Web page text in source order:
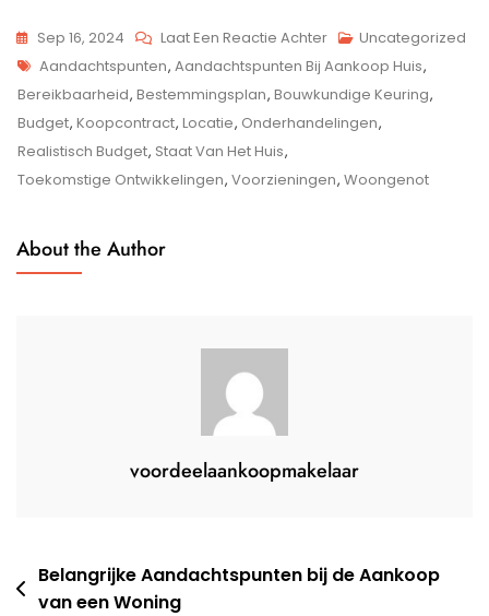
Sep 16, 2024 Laat Een Reactie AchterOp
Belangrijke
Aandachtspunten
Bij
Aankoop
Uncategorized
Tags
Aandachtspunten, Aandachtspunten Bij Aankoop Huis,
Bereikbaarheid, Bestemmingsplan, Bouwkundige Keuring,
Budget, Koopcontract, Locatie, Onderhandelingen,
Realistisch Budget, Staat Van Het Huis,
Toekomstige Ontwikkelingen, Voorzieningen, Woongenot
About the Author
voordeelaankoopmakelaar
Berichtnavigatie
Belangrijke Aandachtspunten bij de Aankoop
van een Woning